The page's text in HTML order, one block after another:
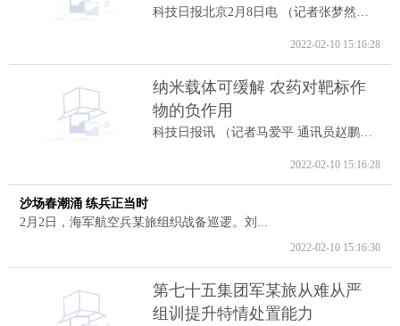
2022-02-10 15:16:28
纳米载体可缓解 农药对靶标作
物的负作用
2022-02-10 15:16:28
沙场春潮涌 练兵正当时
2月2日，海军航空兵某旅组织战备巡逻。刘...
2022-02-10 15:16:30
第七十五集团军某旅从难从严
组训提升特情处置能力